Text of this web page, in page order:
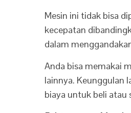
Mesin ini tidak bisa
kecepatan
dalam
Anda bisa memakai
lainnya. Keunggulan
biaya untuk beli atau